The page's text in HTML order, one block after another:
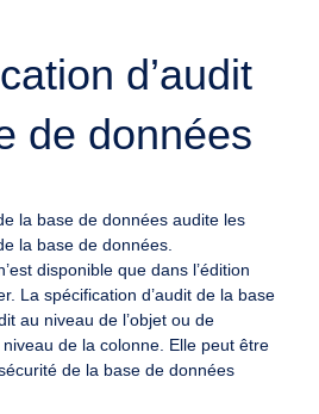
d’audit
de données
la base de données audite les
la base de données.
disponible que dans l’édition
La spécification d’audit de la base
au niveau de l’objet ou de
niveau de la colonne. Elle peut être
de la base de données